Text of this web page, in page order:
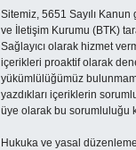
Sitemiz, 5651 Sayılı
ve İletişim Kurumu (BTK)
Sağlayıcı olarak hizmet
içerikleri proaktif olarak
yükümlülüğümüz
yazdıkları içeriklerin
üye olarak bu sorumluluğu
Hukuka ve yasal